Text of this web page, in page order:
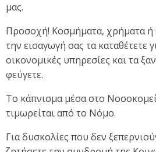
μας.
Προσοχή! Κοσμήματα, χρήματα ή
την εισαγωγή σας τα καταθέτετε
οικονομικές υπηρεσίες και τα
φεύγετε.
Το κάπνισμα μέσα στο
τιμωρείται από το Νόμο.
Για δυσκολίες που δεν